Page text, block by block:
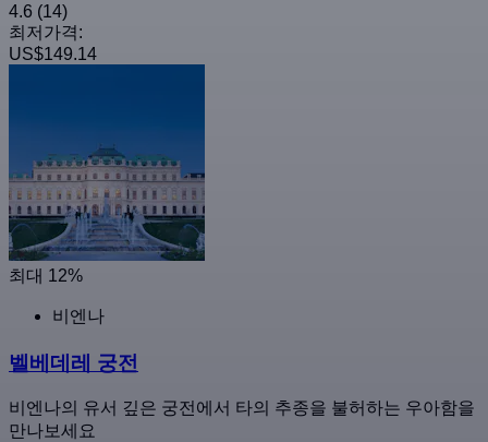
4.6 (14)
최저가격:
US$149.14
최대 12%
비엔나
벨베데레 궁전
비엔나의 유서 깊은 궁전에서 타의 추종을 불허하는 우아함을
만나보세요